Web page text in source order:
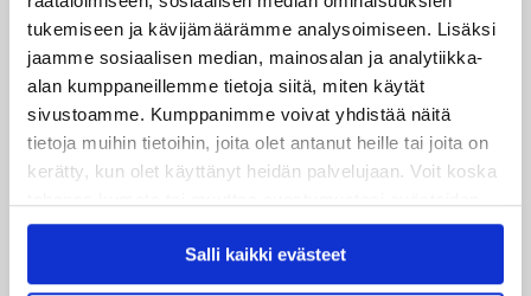
tukemiseen ja kävijämäärämme analysoimiseen. Lisäksi
jaamme sosiaalisen median, mainosalan ja analytiikka-
alan kumppaneillemme tietoja siitä, miten käytät
sivustoamme. Kumppanimme voivat yhdistää näitä
tietoja muihin tietoihin, joita olet antanut heille tai joita on
kerätty, kun olet käyttänyt heidän palvelujaan. Voit koska
käytöstäEvästeet-sivultamme.
Salli kaikki evästeet
05.08.2026
JYPin kapteenisto Liiga-kauteen 2026–2027 on nimetty
04.08.2026
Joukkueen yhteisharjoitukset ovat alkaneet – ensimmäinen
mittari luvassa jo heti viikonloppuna Tampere Cupissa!
JYPin harjoitusottelut tulevalle 2026-2027 kaudelle on
julkaistu!